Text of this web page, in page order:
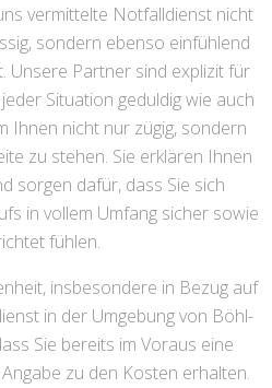
vermittelte Notfalldienst nicht
sondern ebenso einfühlend
Unsere Partner sind explizit für
Situation geduldig wie auch
Ihnen nicht nur zügig, sondern
zu stehen. Sie erklären Ihnen
sorgen dafür, dass Sie sich
in vollem Umfang sicher sowie
fühlen.
insbesondere in Bezug auf
in der Umgebung von Böhl-
Sie bereits im Voraus eine
zu den Kosten erhalten.